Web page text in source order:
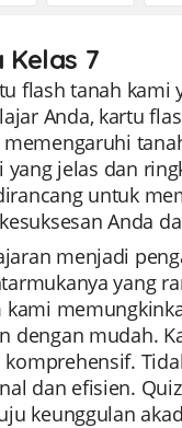
7
flash tanah kami
Anda, kartu
jelas dan
untuk
Anda
menjadi
yang
dengan mudah.
dan efisien.
keunggulan